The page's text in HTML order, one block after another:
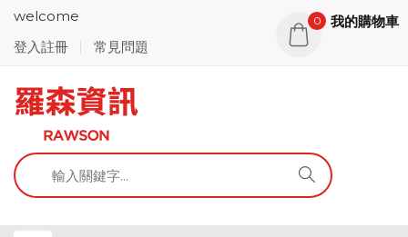
welcome
登入註冊
常見問題
0 我的購物車